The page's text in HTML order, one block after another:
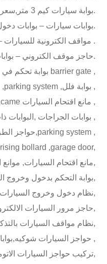
بوابة سيارات كيم 3 متر,سعر البوابات الالكترونية للسيارات.
- بوابات سيارات – بوابات دخول وخروج السيارات –شركات البوابات الالكترونية فى السعودية.
– مواقف الكترونية للسيارات – حواجز بوابات أمنية ألكترونية – بوابات دخول الكترونية .
–حاجز موقف الكتروني – بوابات ومصدات وحواجز التحكم في دخول وخروج السيارات.
,بوابة تحكم في دخول وخروج السيارات في المواقف barrier gate ,
انظمة جراجات ,parking system ,بوابة فلل ,
بوابة مصنع ,rising bollard , garage door ,came مانع اقتحام السيارات ,
بوابات الجراجات ,البوابات ذات الذراع , انظمة الجراجات, حواجز بأشكال مختلفة ,
حواجز الطرق ,انظمة جراجات ,بوابات جراجات ,بوابات امنية,parking system ,
بوابةكراج اتوماتيكية rising bollard ,garage door,
مانع اقتحام السيارات, موانع الاقتحام-بوابات مواقف اتوماتيكية,
بوابة التحكم بدخول وخروج السيارات 4متر,ذراع مواقف السيارات 3متر,
نظام دخول وخروج السيارات الاتوماتيكى الرياض,صور بوابات السيارات الكترونيه,
حاجز مرور السيارات الالكترونى 6متر جده,شركة تركيب وصيانة حواجز السيارات الامنيه,
نظام مواقف السيارات بالتذكرة الدمام,بوابات الكترونيه,مصدات السيارات الامنيه,
حواجز السيارات شوكيه,بوابات الكترونية لمواقف الفنادق,مواقف المولات ,
تركيب حواجز السيارات الاتوماتيكية بالريموت الرياض,مصدات طرق للسيارات,اسعار حواجز السيارات الكهربية,